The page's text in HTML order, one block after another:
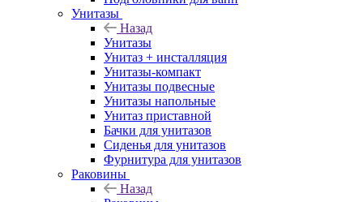
Унитазы
Назад
Унитазы
Унитаз + инсталляция
Унитазы-компакт
Унитазы подвесные
Унитазы напольные
Унитаз приставной
Бачки для унитазов
Сиденья для унитазов
Фурнитура для унитазов
Раковины
Назад